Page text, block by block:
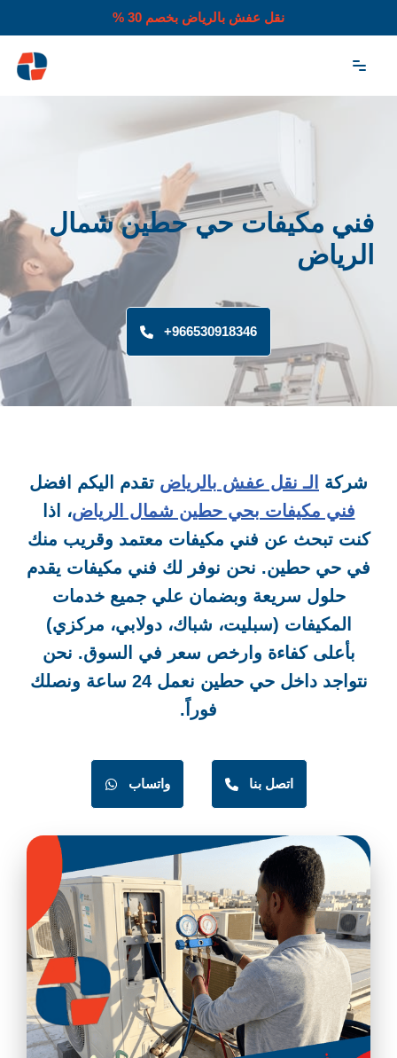
إلى
نقل عفش بالرياض بخصم 30 %
فني مكيفات حي حطين شمال
الرياض
966530918346+
شركة الـ نقل عفش بالرياض تقدم اليكم افضل
فني مكيفات بحي حطين شمال الرياض، اذا
كنت تبحث عن فني مكيفات معتمد وقريب منك
في حي حطين. نحن نوفر لك فني مكيفات يقدم
حلول سريعة وبضمان علي جميع خدمات
المكيفات (سبليت، شباك، دولابي، مركزي)
بأعلى كفاءة وارخص سعر في السوق. نحن
نتواجد داخل حي حطين نعمل 24 ساعة ونصلك
فوراً.
اتصل بنا واتساب